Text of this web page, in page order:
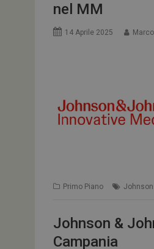
nel MM
14 Aprile 2025
Primo Piano
Johnson &
Campania